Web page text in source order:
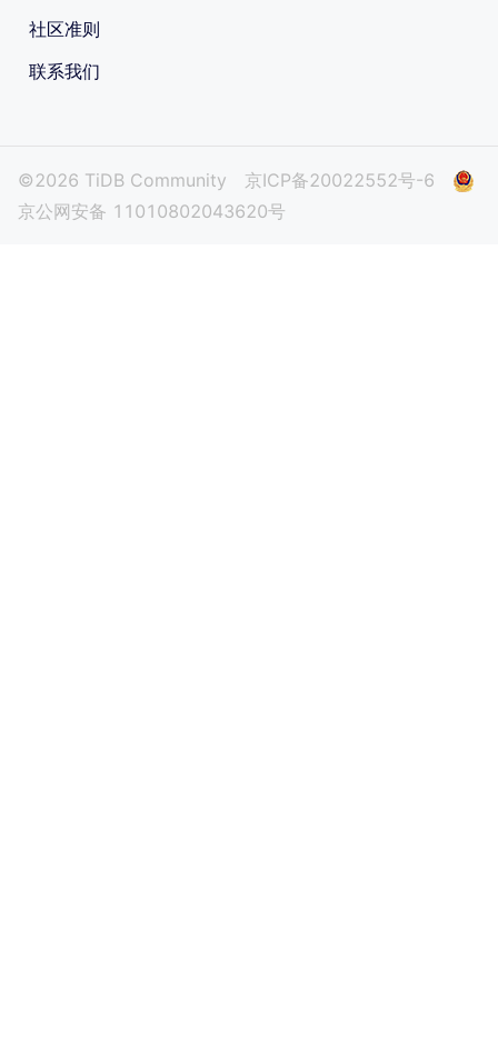
社区准则
联系我们
©2026 TiDB Community
京ICP备20022552号-6
京公网安备 11010802043620号